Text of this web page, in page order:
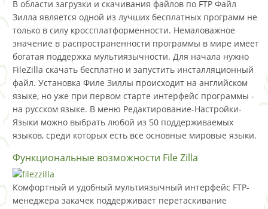
В области загрузки и скачивания файлов по FTP Файл
Зилла является одной из лучших бесплатных программ не
только в силу кроссплатформенности. Немаловажное
значение в распространенности программы в мире имеет
богатая поддержка мультиязычности. Для начала нужно
FileZilla скачать бесплатно и запустить инсталляционный
файл. Установка Филе Зиллы происходит на английском
языке, но уже при первом старте интерфейс программы -
на русском языке. В меню Редактирование-Настройки-
Языки можно выбрать любой из 50 поддерживаемых
языков, среди которых есть все основные мировые языки.
Функциональные возможности File Zilla
Комфортный и удобный мультиязычный интерфейс FTP-
менеджера закачек поддерживает перетаскивание